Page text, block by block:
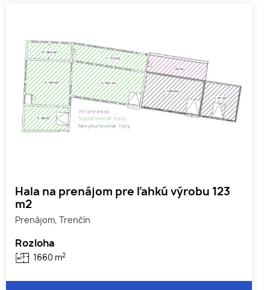
Hala na prenájom pre ľahkú výrobu 123
m2
Prenájom, Trenčín
Rozloha
1660 m2